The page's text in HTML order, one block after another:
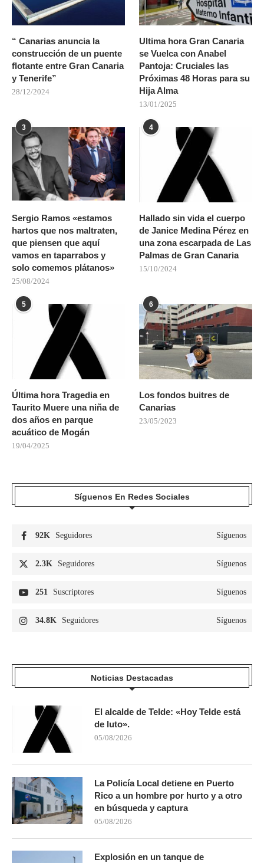
“ Canarias anuncia la
construcción de un puente
flotante entre Gran Canaria
y Tenerife”
28/12/2024
Ultima hora Gran Canaria
se Vuelca con Anabel
Pantoja: Cruciales las
Próximas 48 Horas para su
Hija Alma
13/01/2025
3
Sergio Ramos «estamos
hartos que nos maltraten,
que piensen que aquí
vamos en taparrabos y
solo comemos plátanos»
25/08/2024
4
Hallado sin vida el cuerpo
de Janice Medina Pérez en
una zona escarpada de Las
Palmas de Gran Canaria
15/10/2024
5
Última hora Tragedia en
Taurito Muere una niña de
dos años en parque
acuático de Mogán
19/04/2025
6
Los fondos buitres de
Canarias
23/05/2023
Síguenos En Redes Sociales
92K Seguidores Síguenos
2.3K Seguidores Síguenos
251 Suscriptores Síguenos
34.8K Seguidores Síguenos
Noticias Destacadas
El alcalde de Telde: «Hoy Telde está
de luto».
05/08/2026
La Policía Local detiene en Puerto
Rico a un hombre por hurto y a otro
en búsqueda y captura
05/08/2026
Explosión en un tanque de